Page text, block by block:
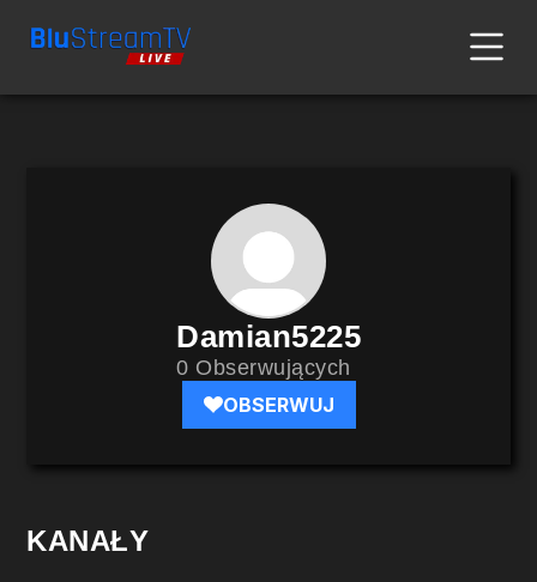
Damian5225
0 Obserwujących
OBSERWUJ
KANAŁY